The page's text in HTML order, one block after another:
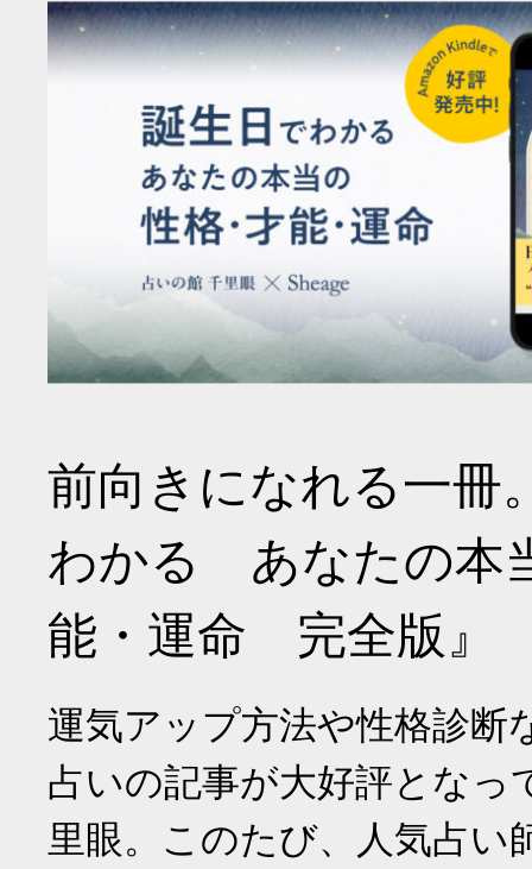
前向きになれる一冊
わかる あなたの本
能・運命 完全版』
運気アップ方法や性格診断
占いの記事が大好評となっ
里眼。このたび、人気占い